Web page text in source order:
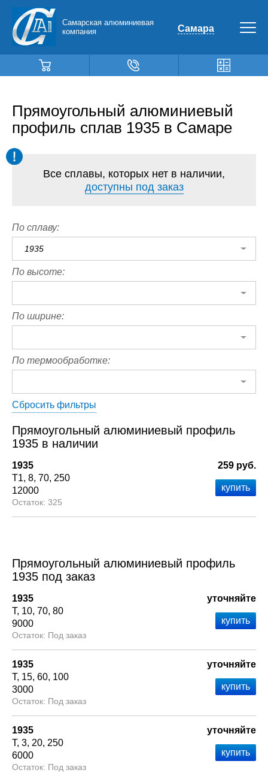
Самарская алюминиевая
компания
Самара
Прямоугольный алюминиевый
профиль сплав 1935 в Самаре
Все сплавы, которых нет в наличии,
доступны под заказ
По сплаву:
1935
По высоте:
По ширине:
По термообработке:
Сбросить фильтры
Прямоугольный алюминиевый профиль
1935 в наличии
1935
Т1 8 70 250
12000
325
259 руб.
Прямоугольный алюминиевый профиль
1935 под заказ
1935
Т 10 70 80
9000
Под заказ
уточняйте
1935
Т 15 60 100
3000
Под заказ
уточняйте
1935
Т 3 20 250
6000
Под заказ
уточняйте